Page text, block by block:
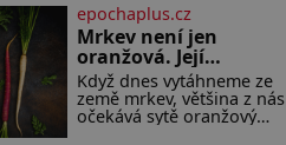
epochaplus.cz
Mrkev není jen
oranžová. Její
neuvěřitelný příběh
začíná fialovou barvou
Když dnes vytáhneme ze
země mrkev, většina z nás
očekává sytě oranžový